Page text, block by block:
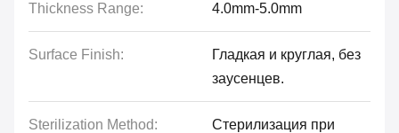
Thickness Range: 4.0mm-5.0mm
Surface Finish:
Гладкая и круглая, без
заусенцев.
Sterilization Method:
Стерилизация при